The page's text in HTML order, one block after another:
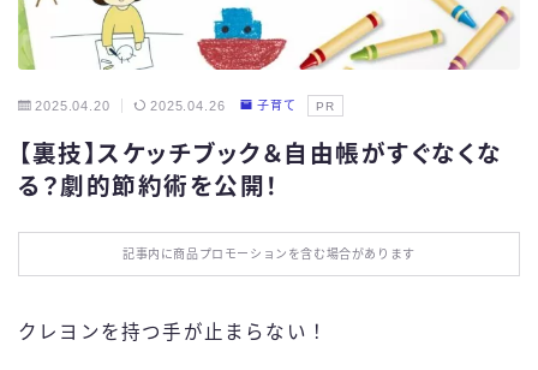
キャリア
おでかけ
お役立ち情報
2025.04.20 2025.04.26 子育て PR
【裏技】スケッチブック＆自由帳がすぐなくな
る？劇的節約術を公開！
記事内に商品プロモーションを含む場合があります
クレヨンを持つ手が止まらない！